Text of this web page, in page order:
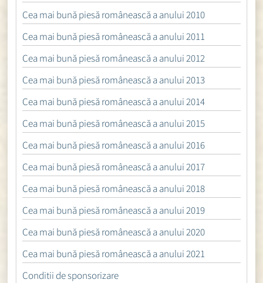
Cea mai bună piesă românească a anului 2010
Cea mai bună piesă românească a anului 2011
Cea mai bună piesă românească a anului 2012
Cea mai bună piesă românească a anului 2013
Cea mai bună piesă românească a anului 2014
Cea mai bună piesă românească a anului 2015
Cea mai bună piesă românească a anului 2016
Cea mai bună piesă românească a anului 2017
Cea mai bună piesă românească a anului 2018
Cea mai bună piesă românească a anului 2019
Cea mai bună piesă românească a anului 2020
Cea mai bună piesă românească a anului 2021
Conditii de sponsorizare